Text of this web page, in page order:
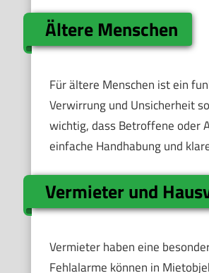
Ältere Menschen
Für ältere Menschen ist ein
Verwirrung und Unsicherheit
wichtig, dass Betroffene oder
einfache Handhabung und
Vermieter und
Vermieter haben eine
Fehlalarme können in